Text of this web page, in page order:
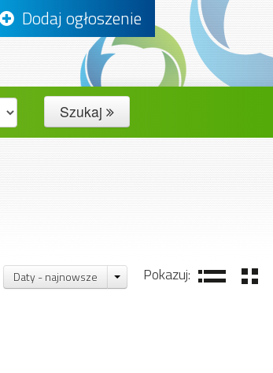
Dodaj ogłoszenie
Szukaj
Pokazuj:
Daty - najnowsze